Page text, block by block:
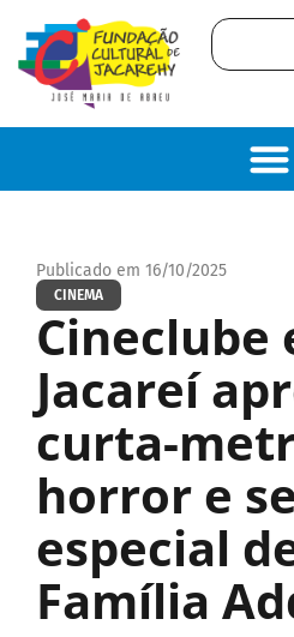
Publicado em 16/10/2025
CINEMA
Cineclube
Jacareí
curta-
horror e
especial
Família